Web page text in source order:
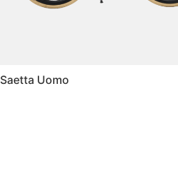
Saetta Uomo